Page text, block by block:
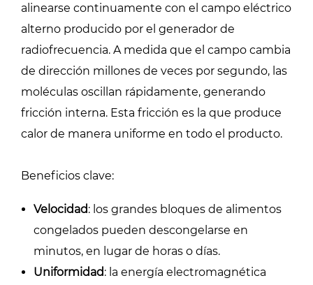
alinearse continuamente con el campo eléctrico
alterno producido por el generador de
radiofrecuencia. A medida que el campo cambia
de dirección millones de veces por segundo, las
moléculas oscillan rápidamente, generando
fricción interna. Esta fricción es la que produce
calor de manera uniforme en todo el producto.
Beneficios clave:
Velocidad: los grandes bloques de alimentos
congelados pueden descongelarse en
minutos, en lugar de horas o días.
Uniformidad: la energía electromagnética